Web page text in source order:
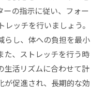
ーの指示に従い、フォー
ッチを行いましょう。
らし、体への負担を最小
た、ストレッチを行う時
生活リズムに合わせて計
が促進され、長期的な効